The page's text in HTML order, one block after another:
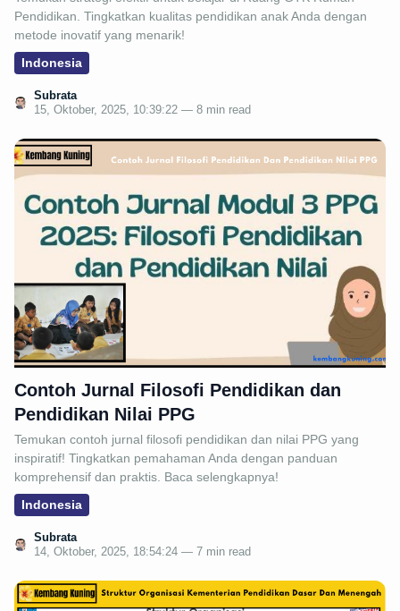
Pendidikan. Tingkatkan kualitas pendidikan anak Anda dengan
metode inovatif yang menarik!
Indonesia
Subrata
15, Oktober, 2025, 10:39:22 — 8 min read
Contoh Jurnal Filosofi Pendidikan dan
Pendidikan Nilai PPG
Temukan contoh jurnal filosofi pendidikan dan nilai PPG yang
inspiratif! Tingkatkan pemahaman Anda dengan panduan
komprehensif dan praktis. Baca selengkapnya!
Indonesia
Subrata
14, Oktober, 2025, 18:54:24 — 7 min read